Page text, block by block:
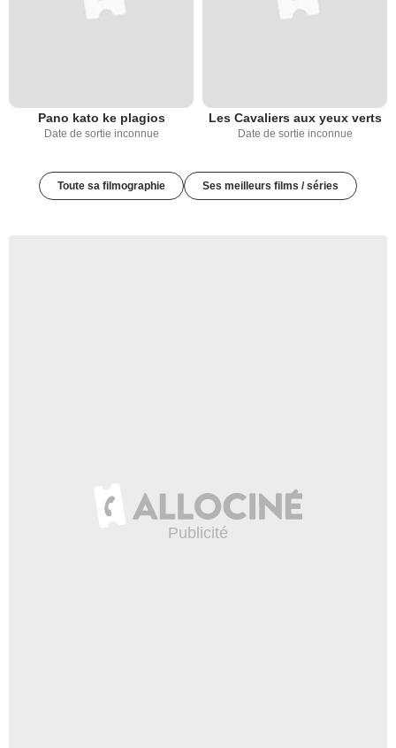
Pano kato ke plagios
Date de sortie inconnue
Les Cavaliers aux yeux verts
Date de sortie inconnue
Toute sa filmographie Ses meilleurs films / séries